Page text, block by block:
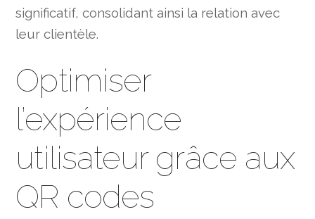
significatif, consolidant ainsi la relation avec
leur clientèle.
Optimiser
l’expérience
utilisateur grâce aux
QR codes